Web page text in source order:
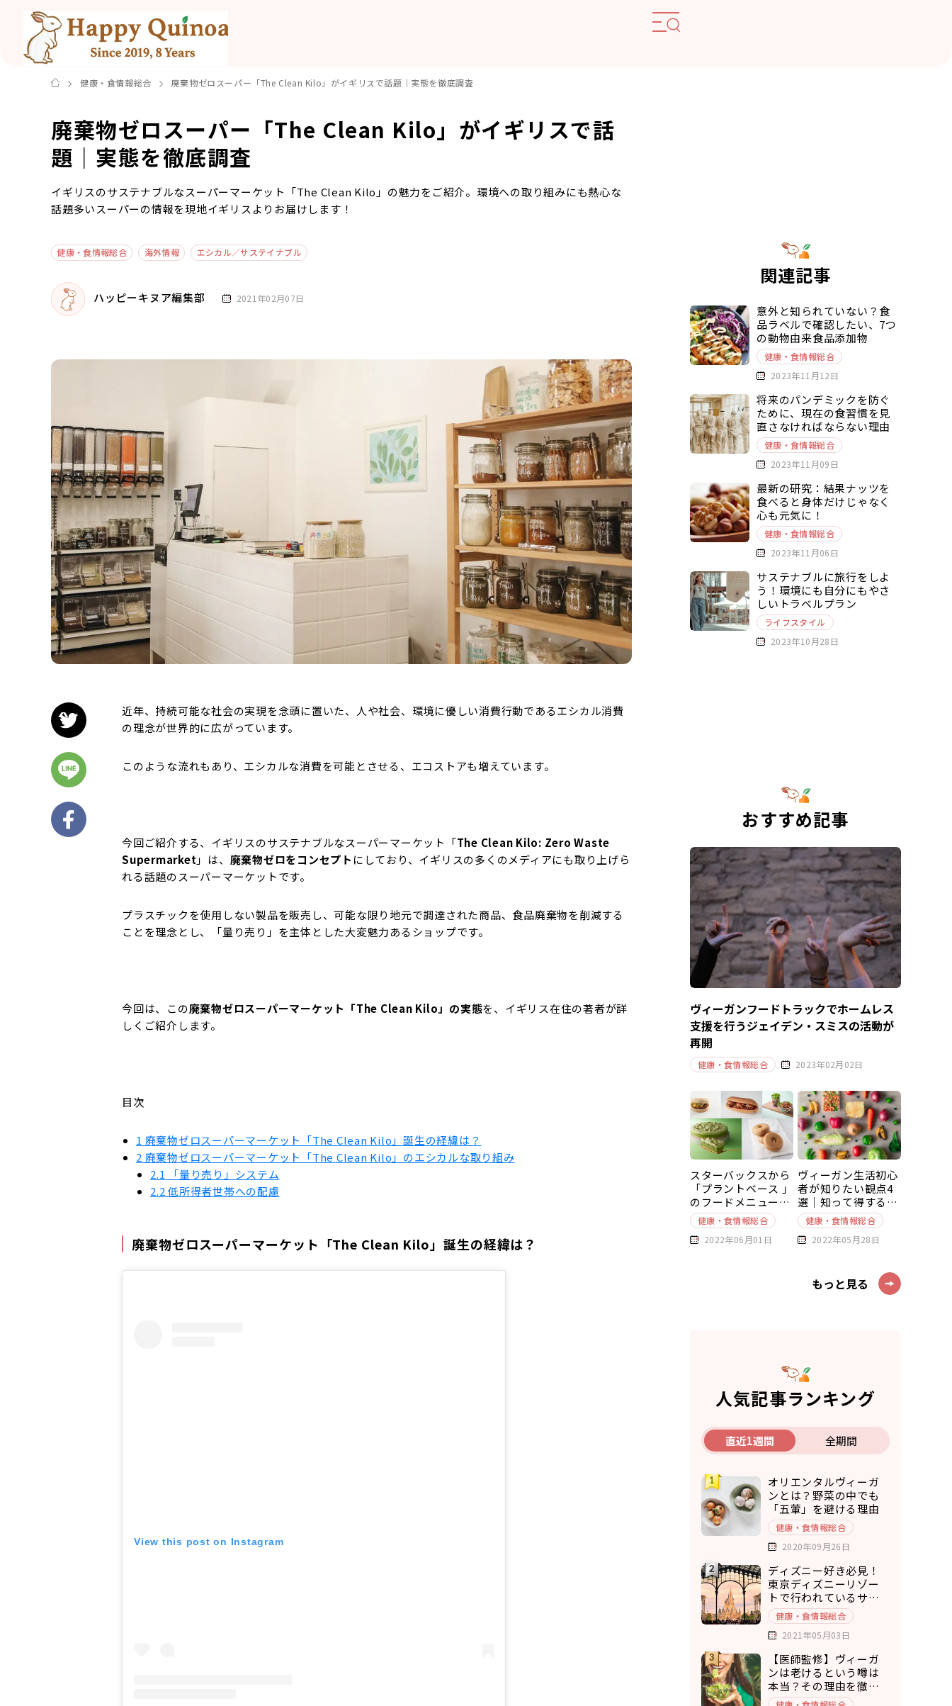
健康・食情報総合 廃棄物ゼロスーパー「The Clean Kilo」がイギリスで話題｜実態を徹底調査
廃棄物ゼロスーパー「The Clean Kilo」がイギリスで話
題｜実態を徹底調査
イギリスのサステナブルなスーパーマーケット「The Clean Kilo」の魅力をご紹介。環境への取り組みにも熱心な
話題多いスーパーの情報を現地イギリスよりお届けします！
健康・食情報総合 海外情報 エシカル／サステイナブル
ハッピーキヌア編集部 2021年02月07日
近年、持続可能な社会の実現を念頭に置いた、人や社会、環境に優しい消費行動であるエシカル消費
の理念が世界的に広がっています。
このような流れもあり、エシカルな消費を可能とさせる、エコストアも増えています。
今回ご紹介する、イギリスのサステナブルなスーパーマーケット「The Clean Kilo: Zero Waste
Supermarket 」は、 廃棄物ゼロをコンセプト にしており、イギリスの多くのメディアにも取り上げら
れる話題のスーパーマーケットです。
プラスチックを使用しない製品を販売し、可能な限り地元で調達された商品、食品廃棄物を削減する
ことを理念とし、「量り売り」を主体とした大変魅力あるショップです。
今回は、この廃棄物ゼロスーパーマーケット「The Clean Kilo」の実態を、イギリス在住の著者が詳
しくご紹介します。
目次
1 廃棄物ゼロスーパーマーケット「The Clean Kilo」誕生の経緯は？
2 廃棄物ゼロスーパーマーケット「The Clean Kilo」のエシカルな取り組み
2.1 「量り売り」システム
2.2低所得者世帯への配慮
廃棄物ゼロスーパーマーケット「The Clean Kilo」誕生の経緯は？
View this post on Instagram
関連記事
意外と知られていない？食
品ラベルで確認したい、7つ
の動物由来食品添加物
健康・食情報総合
2023年11月12日
将来のパンデミックを防ぐ
ために、現在の食習慣を見
直さなければならない理由
健康・食情報総合
2023年11月09日
最新の研究：結果ナッツを
食べると身体だけじゃなく
心も元気に！
健康・食情報総合
2023年11月06日
サステナブルに旅行をしよ
う！環境にも自分にもやさ
しいトラベルプラン
ライフスタイル
2023年10月28日
おすすめ記事
ヴィーガンフードトラックでホームレス
支援を行うジェイデン・スミスの活動が
再開
健康・食情報総合 2023年02月02日
スターバックスから
「プラントベース 」
のフードメニューが
新発売
健康・食情報総合
2022年06月01日
ヴィーガン生活初心
者が知りたい観点4
選｜知って得する豆
知識～基本編～
健康・食情報総合
2022年05月28日
もっと見る
人気記事ランキング
直近1週間 全期間
オリエンタルヴィーガ
ンとは？野菜の中でも
「五葷」を避ける理由
健康・食情報総合
2020年09月26日
ディズニー好き必見！
東京ディズニーリゾー
トで行われているサス
テナブルな取り組み5選
健康・食情報総合
2021年05月03日
【医師監修】ヴィーガ
ンは老けるという噂は
本当？その理由を徹底
考察